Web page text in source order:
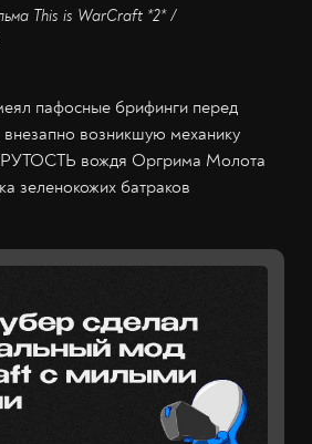
This is WarCraft *2* /
пафосные брифинги перед
возникшую механику
вождя Оргрима Молота
зеленокожих батраков